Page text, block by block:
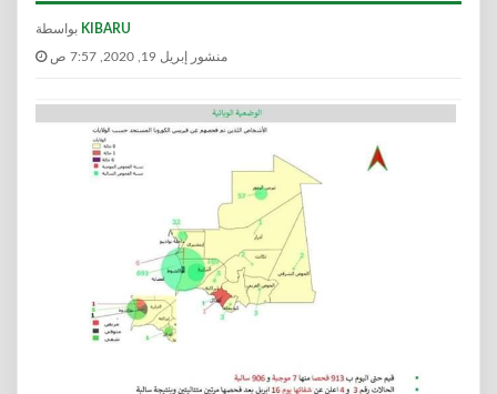
KIBARU
منشور إبريل 19, 2020, 7:57 ص